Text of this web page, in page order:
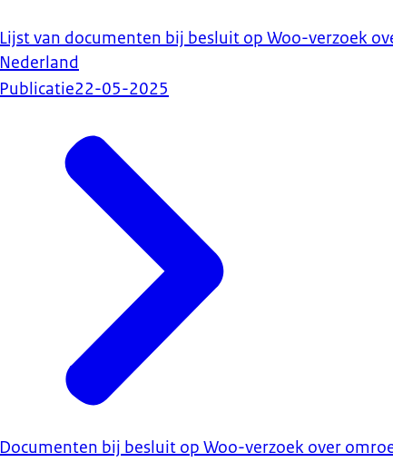
Lijst van documenten bij besluit op Woo-verzoek
Nederland
Publicatie22-05-2025
Documenten bij besluit op Woo-verzoek over